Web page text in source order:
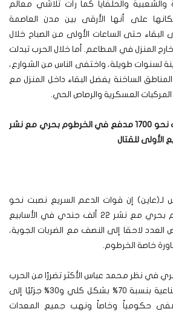
والحلفايا كما رأت تلاشي معالم
على أنها الأرقى بين مدن العاصمة
البقاء حتى الساعات الأولى من الصباح خلال
المنزل في المطاعم. أما خلال الحرب تبدلت
لسنوات طويلة، واختفى الناس من الشوارع،
الساخنة يفضل البقاء داخل المنزل مع
العسكرية والرصاص الحي.
قوات الدعم السريع نصبت نحو 1700 مدفع في الخرطوم بحري مع نشر
لـ(عاين) إن قوات الدعم السريع نصبت نحو
1700 مدفع في الخرطوم بحري مع نشر 22 ألف جندي في الأسابيع
العدد لاحقا إلى النصف مع الضربات الجوية،
خاصة الخرطوم.
في نظر محمد عباس الأكثر تضررًا من الحرب
بفقدان البنية التحتية الصناعية بنسبة 70% بشكل كلي و30% جزئيًا إلى
28 مستشفى حكومياً وخاصاً ونهب جميع المعدات